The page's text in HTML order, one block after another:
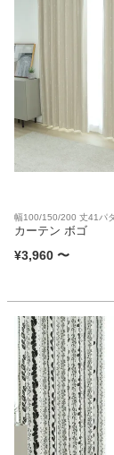
カテゴリから探す
テレビ
ダイニ
食器棚
ベッド
幅100/150/200 丈41パ
カーテン ボゴ
¥3,960 〜